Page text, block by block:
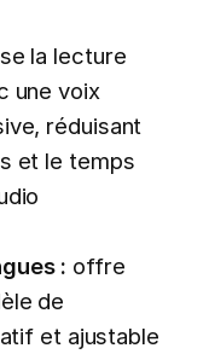
la lecture
une voix
réduisant
et le temps
: offre
de
et ajustable